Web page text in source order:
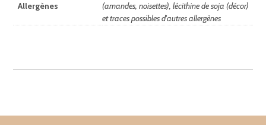
Allergènes
(amandes, noisettes), lécithine de soja (décor)
et traces possibles d'autres allergènes